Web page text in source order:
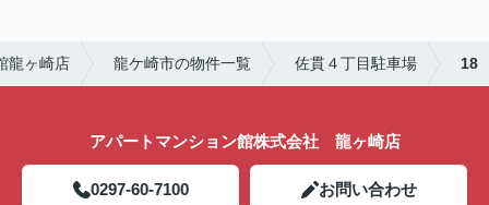
龍ヶ崎店 龍ケ崎市の物件一覧 佐貫４丁目駐車場 18
アパートマンション館株式会社 龍ヶ崎店
0297-60-7100 お問い合わせ